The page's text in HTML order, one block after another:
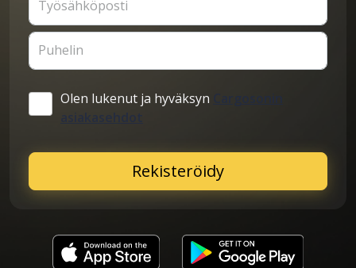
Työsähköposti
Puhelin
Olen lukenut ja hyväksyn
Rekisteröidy